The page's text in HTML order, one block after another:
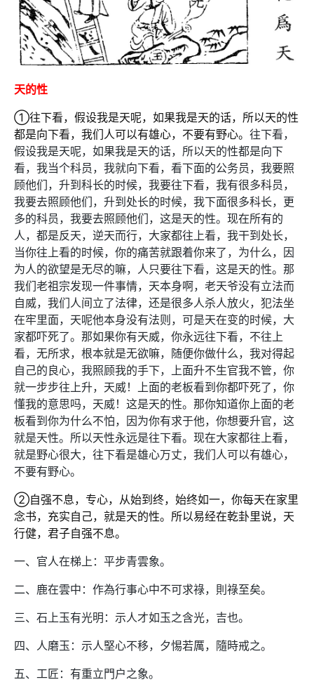
天的性
①往下看，假设我是天呢，如果我是天的话，所以天的性
都是向下看，我们人可以有雄心，不要有野心。 往下看，
假设我是天呢，如果我是天的话，所以天的性都是向下
看，我当个科员，我就向下看，看下面的公务员，我要照
顾他们，升到科长的时候，我要往下看，我有很多科员，
我要去照顾他们，升到处长的时候，我下面很多科长，更
多的科员，我要去照顾他们，这是天的性。现在所有的
人，都是反天，逆天而行，大家都往上看，我干到处长，
当你往上看的时候，你的痛苦就跟着你来了，为什么，因
为人的欲望是无尽的嘛，人只要往下看，这是天的性。那
我们老祖宗发现一件事情，天本身啊，老天爷没有立法而
自威，我们人间立了法律，还是很多人杀人放火，犯法坐
在牢里面，天呢他本身没有法则，可是天在变的时候，大
家都吓死了。那如果你有天威，你永远往下看，不往上
看，无所求，根本就是无欲嘛，随便你做什么，我对得起
自己的良心，我照顾我的手下，上面升不生官我不管，你
就一步步往上升，天威！上面的老板看到你都吓死了，你
懂我的意思吗，天威！这是天的性。那你知道你上面的老
板看到你为什么不怕，因为你有求于他，你想要升官，这
就是天性。所以天性永远是往下看。现在大家都往上看，
就是野心很大，往下看是雄心万丈，我们人可以有雄心，
不要有野心。
②自强不息，专心，从始到终，始终如一，你每天在家里
念书，充实自己，就是天的性。所以易经在乾卦里说，天
行健，君子自强不息。
一、官人在梯上：平步青雲象。
二、鹿在雲中：作為行事心中不可求祿，則祿至矣。
三、石上玉有光明：示人才如玉之含光，吉也。
四、人磨玉：示人堅心不移，夕惕若厲，隨時戒之。
五、工匠：有重立門户之象。